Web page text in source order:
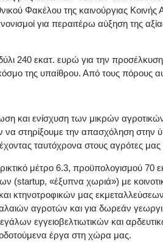
Φακέλου της καινούργιας
για περαιτέρω αύξηση της
240 εκατ. ευρώ για την
της υπαίθρου. Από τους πόρους
και ενίσχυση των μικρών
να στηρίξουμε την απασχόληση
ταυτόχρονα στους αγρότες
μέτρο 6.3, προϋπολογισμού 70
(startup, «έξυπνα χωριά») με
κτηνοτροφικών μας
αγροτών και για δωρεάν
εγγειοβελτιωτικών και
έργα στη χώρα μας.